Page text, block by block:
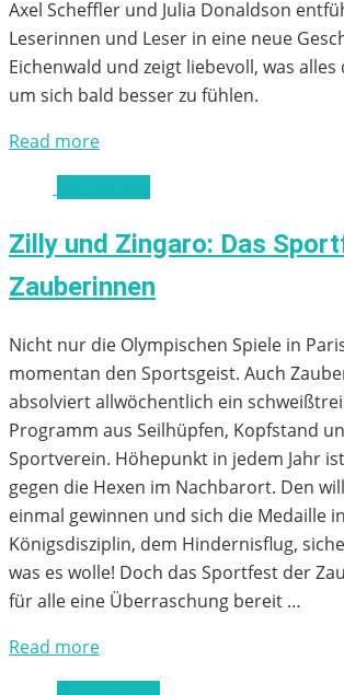
Axel Scheffler und Julia Donaldson
Leserinnen und Leser in eine neue
Eichenwald und zeigt liebevoll, was
um sich bald besser zu fühlen.
Read more
Zilly und Zingaro: Das
Zauberinnen
Nicht nur die Olympischen Spiele in
momentan den Sportsgeist. Auch
absolviert allwöchentlich ein
Programm aus Seilhüpfen, Kopfstand
Sportverein. Höhepunkt in jedem Jahr
gegen die Hexen im Nachbarort. Den
einmal gewinnen und sich die Medaille
Königsdisziplin, dem Hindernisflug,
was es wolle! Doch das Sportfest der
für alle eine Überraschung bereit …
Read more